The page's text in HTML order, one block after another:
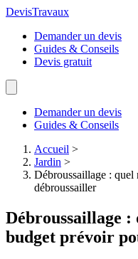
DevisTravaux
Demander un devis
Guides & Conseils
Devis gratuit
Demander un devis
Guides & Conseils
Accueil >
Jardin >
Débroussaillage :
débroussailler
Débroussaillage
budget prévoir